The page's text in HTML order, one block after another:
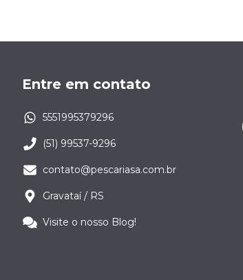
Entre em contato
5551995379296
(51) 99537-9296
contato@pescariasa.com.br
Gravataí / RS
Visite o nosso Blog!